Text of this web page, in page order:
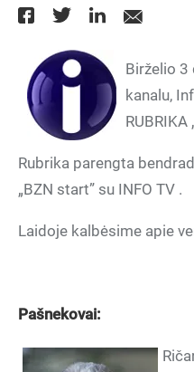
Birželio 3
kanalu,
Rubrika parengta
„BZN start” su INFO TV .
Laidoje kalbėsime apie
Pašnekovai: